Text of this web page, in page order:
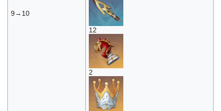
9→10
12
2